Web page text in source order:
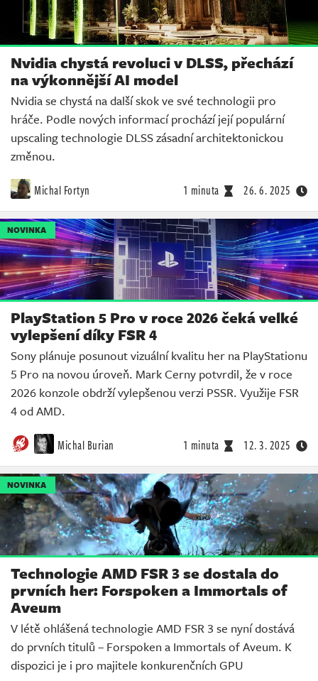
Nvidia chystá revoluci v DLSS, přechází
na výkonnější AI model
Nvidia se chystá na další skok ve své technologii pro
hráče. Podle nových informací prochází její populární
upscaling technologie DLSS zásadní architektonickou
změnou.
Michal Fortyn 1 minuta 26. 6. 2025
NOVINKA
PlayStation 5 Pro v roce 2026 čeká velké
vylepšení díky FSR 4
Sony plánuje posunout vizuální kvalitu her na PlayStationu
5 Pro na novou úroveň. Mark Cerny potvrdil, že v roce
2026 konzole obdrží vylepšenou verzi PSSR. Využije FSR
4 od AMD.
Michal Burian 1 minuta 12. 3. 2025
NOVINKA
Technologie AMD FSR 3 se dostala do
prvních her: Forspoken a Immortals of
Aveum
V létě ohlášená technologie AMD FSR 3 se nyní dostává
do prvních titulů – Forspoken a Immortals of Aveum. K
dispozici je i pro majitele konkurenčních GPU